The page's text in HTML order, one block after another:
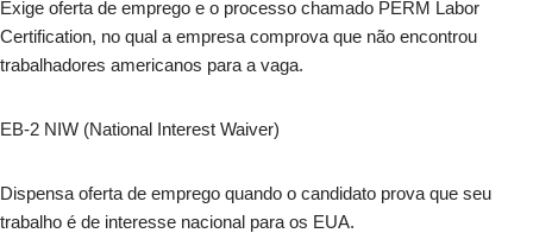
Exige oferta de emprego e o processo chamado PERM Labor
Certification, no qual a empresa comprova que não encontrou
trabalhadores americanos para a vaga.
EB-2 NIW (National Interest Waiver)
Dispensa oferta de emprego quando o candidato prova que seu
trabalho é de interesse nacional para os EUA.